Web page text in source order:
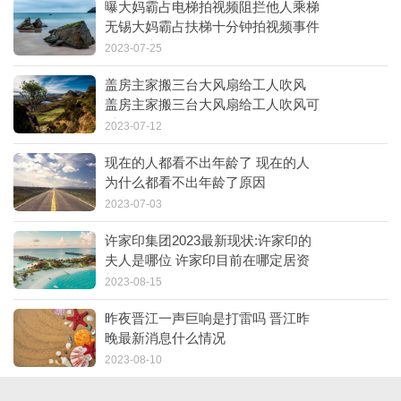
曝大妈霸占电梯拍视频阻拦他人乘梯
无锡大妈霸占扶梯十分钟拍视频事件
怎么回事
2023-07-25
盖房主家搬三台大风扇给工人吹风
盖房主家搬三台大风扇给工人吹风可
以吗
2023-07-12
现在的人都看不出年龄了 现在的人
为什么都看不出年龄了原因
2023-07-03
许家印集团2023最新现状:许家印的
夫人是哪位 许家印目前在哪定居资
料简介
2023-08-15
昨夜晋江一声巨响是打雷吗 晋江昨
晚最新消息什么情况
2023-08-10